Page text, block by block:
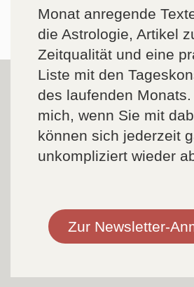
Monat anregende
die Astrologie, Artikel
Zeitqualität und eine
Liste mit den
des laufenden
mich, wenn Sie mit
können sich jederzeit
unkompliziert wieder
Zur Newsletter-